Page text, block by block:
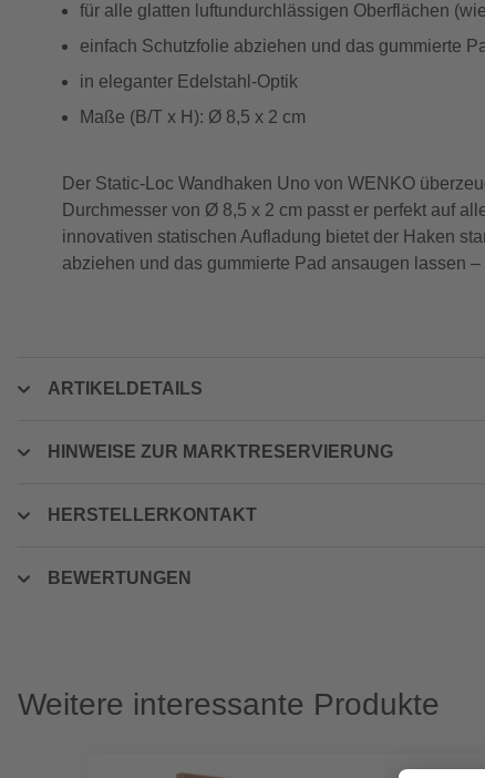
für alle glatten luftundurchlässigen Oberflächen
einfach Schutzfolie abziehen und das gummierte
in eleganter Edelstahl-Optik
Maße (B/T x H): Ø 8,5 x 2 cm
Der Static-Loc Wandhaken Uno von WENKO
Durchmesser von Ø 8,5 x 2 cm passt er perfekt auf
innovativen statischen Aufladung bietet der Haken
abziehen und das gummierte Pad ansaugen lassen
ARTIKELDETAILS
HINWEISE ZUR MARKTRESERVIERUNG
HERSTELLERKONTAKT
BEWERTUNGEN
Weitere interessante Produkte